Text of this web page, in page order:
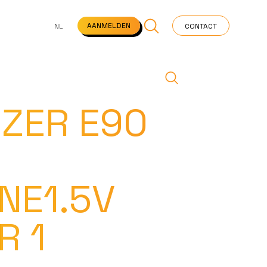
VEELGESTELDE VRAGEN STARTPAGINA NEWS
NL AANMELDEN CONTACT
E90
1